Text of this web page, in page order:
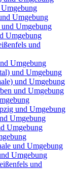
Umgebung
Umgebung
Umgebung
und
Umgebung
und Umgebung
und Umgebung
und Umgebung
und Umgebung
Umgebung
Umgebung
und Umgebung
Umgebung
und